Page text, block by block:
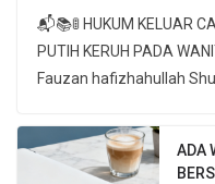
📬📚🚦 HUKUM KELUAR
PUTIH KERUH PADA
Fauzan hafizhahullah
ADA